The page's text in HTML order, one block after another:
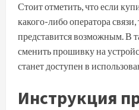
Стоит отметить, что если
какого-либо оператора
представится возможным. В
сменить прошивку на
станет доступен в
Инструкция